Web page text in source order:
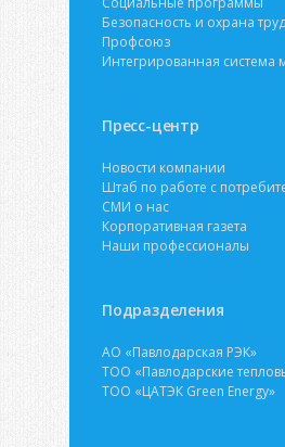
Безопасность и охрана
Профсоюз
Интегрированная система
Пресс-центр
Новости компании
Штаб по работе с
СМИ о нас
Корпоративная газета
Наши профессионалы
Подразделения
АО «Павлодарская РЭК»
ТОО «Павлодарские
ТОО «ЦАТЭК Green Energy»